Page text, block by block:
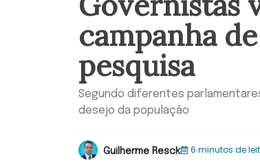
campanha
pesquisa
Segundo diferentes
desejo da população
Guilherme Resck 6 minutos de